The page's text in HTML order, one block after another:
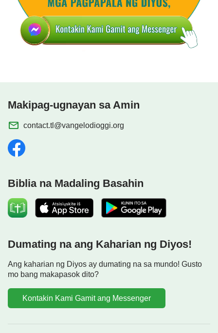
Makipag-ugnayan sa Amin
contact.tl@vangelodioggi.org
Biblia na Madaling Basahin
Dumating na ang Kaharian ng Diyos!
Ang kaharian ng Diyos ay dumating na sa mundo! Gusto
mo bang makapasok dito?
Kontakin Kami Gamit ang Messenger